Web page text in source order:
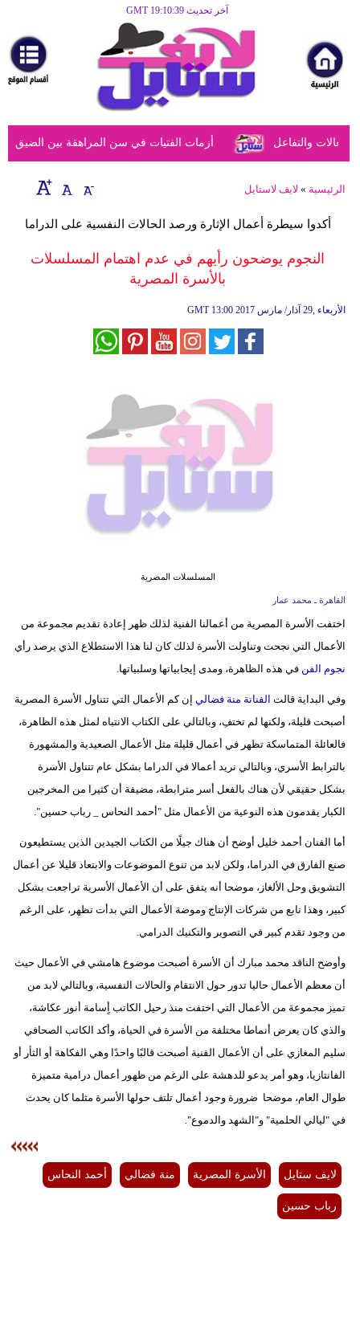
آخر تحديث GMT 19:10:39
مرأة
أزياء
أزياء
إسلامية
ديكور
أزمات الفتيات في سن المراهقة بين الضيق والتفاعل
الرئيسية » لايف لاستايل
أكدوا سيطرة أعمال الإثارة ورصد الحالات النفسية على الدراما
النجوم يوضحون رأيهم في عدم اهتمام المسلسلات
بالأسرة المصرية
GMT 13:00 2017 الأربعاء ,29 آذار/ مارس
المسلسلات المصرية
القاهرة ـ محمد عمار
اختفت الأسرة المصرية من أعمالنا الفنية لذلك ظهر إعادة تقديم مجموعة من
الأعمال التي نجحت وتناولت الأسرة لذلك كان لنا هذا الاستطلاع الذي يرصد رأي
نجوم الفنفي هذه الظاهرة، ومدى إيجابياتها وسلبياتها.
وفي البداية قالت الفنانة منة فضالي إن كم الأعمال التي تتناول الأسرة المصرية
أصبحت قليلة، ولكنها لم تختفِ، وبالتالي على الكتاب الانتباه لمثل هذه الظاهرة،
فالعائلة المتماسكة تظهر في أعمال قليلة مثل الأعمال الصعيدية والمشهورة
بالترابط الأسري، وبالتالي نريد أعمالا في الدراما بشكل عام تتناول الأسرة
بشكل حقيقي لأن هناك بالفعل أسر مترابطة، مضيفة أن كثيرا من المخرجين
الكبار يقدمون هذه النوعية من الأعمال مثل "أحمد النحاس _ رباب حسين".
أما الفنان أحمد خليل أوضح أن هناك جيلًا من الكتاب الجيدين الذين يستطيعون
صنع الفارق في الدراما، ولكن لابد من تنوع الموضوعات والابتعاد قليلا عن أعمال
التشويق وحل الألغاز، موضحا أنه يتفق على أن الأعمال الأسرية تراجعت بشكل
كبير، وهذا نابع من شركات الإنتاج وموضة الأعمال التي بدأت تظهر، على الرغم
من وجود تقدم كبير في التصوير والتكنيك الدرامي.
وأوضح الناقد محمد مبارك أن الأسرة أصبحت موضوع هامشي في الأعمال حيث
أن معظم الأعمال حاليا تدور حول الانتقام والحالات النفسية، وبالتالي لابد من
تميز مجموعة من الأعمال التي اختفت منذ رحيل الكاتب أٍسامة أنور عكاشة،
والذي كان يعرض أنماطا مختلفة من الأسرة في الحياة، وأكد الكاتب الصحافي
سليم المغازي على أن الأعمال الفنية أصبحت قالبًا واحدًا وهي الفكاهة أو الثأر أو
الفانتازيا، وهو أمر يدعو للدهشة على الرغم من ظهور أعمال درامية متميزة
طوال العام، موضحا ضرورة وجود أعمال تلتف حولها الأسرة مثلما كان يحدث
في "ليالي الحلمية" و"الشهد والدموع".
لايف ستايل الأسرة المصرية منة فضالي أحمد النحاس
رباب حسين